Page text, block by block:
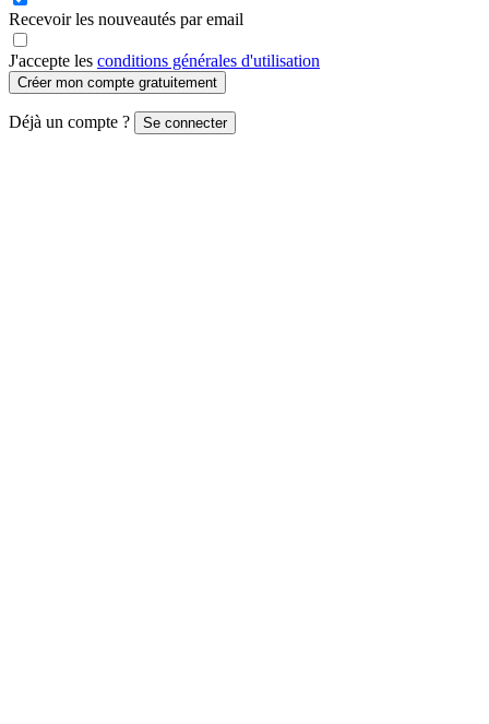
Recevoir les nouveautés par email
J'accepte les conditions générales d'utilisation
Créer mon compte gratuitement
Déjà un compte ? Se connecter